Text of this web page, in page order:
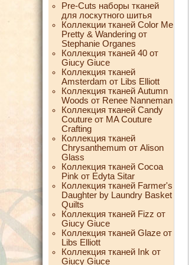
Pre-Cuts наборы тканей
для лоскутного шитья
Коллекции тканей Color Me
Pretty & Wandering от
Stephanie Organes
Коллекция тканей 40 от
Giucy Giuce
Коллекция тканей
Amsterdam от Libs Elliott
Коллекция тканей Autumn
Woods от Renee Nanneman
Коллекция тканей Candy
Couture от MA Couture
Crafting
Коллекция тканей
Chrysanthemum от Alison
Glass
Коллекция тканей Cocoa
Pink от Edyta Sitar
Коллекция тканей Farmer's
Daughter by Laundry Basket
Quilts
Коллекция тканей Fizz от
Giucy Giuce
Коллекция тканей Glaze от
Libs Elliott
Коллекция тканей Ink от
Giucy Giuce